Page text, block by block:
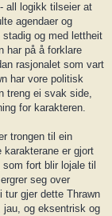
all logikk tilseier at
agendaer og
og med lettheit
har på å forklare
rasjonalet som vart
har vore politisk
treng ei svak side,
for karakteren.
trongen til ein
karakterane er gjort
fort blir lojale til
seg over
gjer dette Thrawn
jau, og eksentrisk og